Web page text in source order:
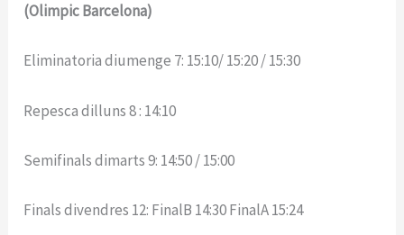
(Olimpic Barcelona)
Eliminatoria diumenge 7: 15:10/ 15:20 / 15:30
Repesca dilluns 8 : 14:10
Semifinals dimarts 9: 14:50 / 15:00
Finals divendres 12: FinalB 14:30 FinalA 15:24